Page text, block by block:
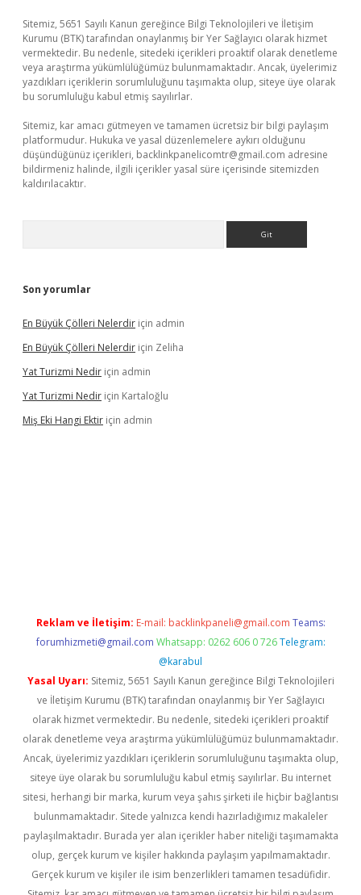
Sitemiz, 5651 Sayılı Kanun gereğince Bilgi Teknolojileri ve İletişim
Kurumu (BTK) tarafından onaylanmış bir Yer Sağlayıcı olarak hizmet
vermektedir. Bu nedenle, sitedeki içerikleri proaktif olarak denetleme
veya araştırma yükümlülüğümüz bulunmamaktadır. Ancak, üyelerimiz
yazdıkları içeriklerin sorumluluğunu taşımakta olup, siteye üye olarak
bu sorumluluğu kabul etmiş sayılırlar.
Sitemiz, kar amacı gütmeyen ve tamamen ücretsiz bir bilgi paylaşım
platformudur. Hukuka ve yasal düzenlemelere aykırı olduğunu
düşündüğünüz içerikleri, backlinkpanelicomtr@gmail.com adresine
bildirmeniz halinde, ilgili içerikler yasal süre içerisinde sitemizden
kaldırılacaktır.
Son yorumlar
En Büyük Çölleri Nelerdir için admin
En Büyük Çölleri Nelerdir için Zeliha
Yat Turizmi Nedir için admin
Yat Turizmi Nedir için Kartaloğlu
Miş Eki Hangi Ektir için admin
Reklam ve İletişim: E-mail: backlinkpaneli@gmail.com Teams:
forumhizmeti@gmail.com Whatsapp: 0262 606 0 726 Telegram:
@karabul
Yasal Uyarı: Sitemiz, 5651 Sayılı Kanun gereğince Bilgi Teknolojileri
ve İletişim Kurumu (BTK) tarafından onaylanmış bir Yer Sağlayıcı
olarak hizmet vermektedir. Bu nedenle, sitedeki içerikleri proaktif
olarak denetleme veya araştırma yükümlülüğümüz bulunmamaktadır.
Ancak, üyelerimiz yazdıkları içeriklerin sorumluluğunu taşımakta olup,
siteye üye olarak bu sorumluluğu kabul etmiş sayılırlar. Bu internet
sitesi, herhangi bir marka, kurum veya şahıs şirketi ile hiçbir bağlantısı
bulunmamaktadır. Sitede yalnızca kendi hazırladığımız makaleler
paylaşılmaktadır. Burada yer alan içerikler haber niteliği taşımamakta
olup, gerçek kurum ve kişiler hakkında paylaşım yapılmamaktadır.
Gerçek kurum ve kişiler ile isim benzerlikleri tamamen tesadüfidir.